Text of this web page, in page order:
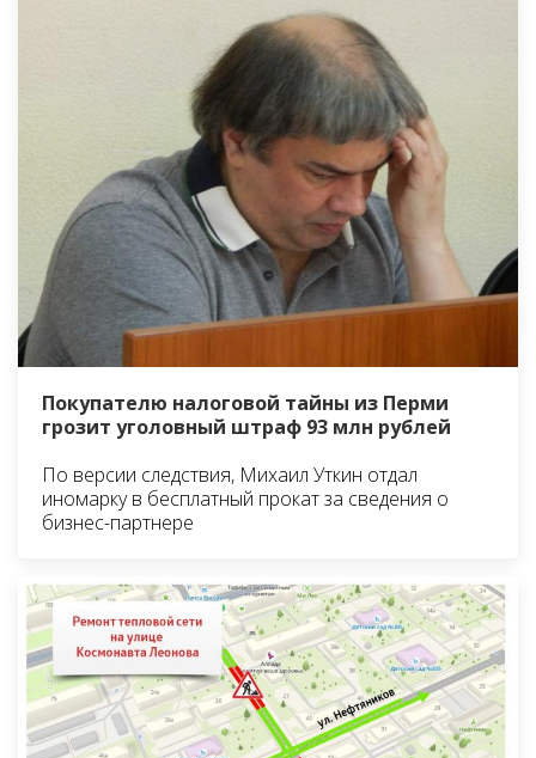
Покупателю налоговой тайны из Перми
грозит уголовный штраф 93 млн рублей
По версии следствия, Михаил Уткин отдал
иномарку в бесплатный прокат за сведения о
бизнес-партнере